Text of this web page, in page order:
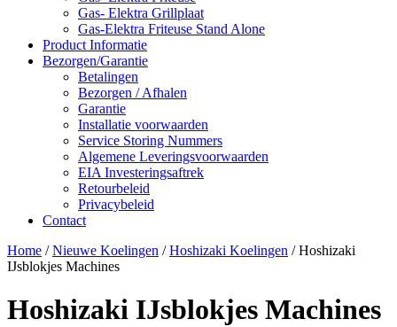
Gas- Elektra Grillplaat
Gas-Elektra Friteuse Stand Alone
Product Informatie
Bezorgen/Garantie
Betalingen
Bezorgen / Afhalen
Garantie
Installatie voorwaarden
Service Storing Nummers
Algemene Leveringsvoorwaarden
EIA Investeringsaftrek
Retourbeleid
Privacybeleid
Contact
Close
Menu
Close
Cart
Home /Nieuwe Koelingen /Hoshizaki Koelingen / Hoshizaki
IJsblokjes Machines
Hoshizaki IJsblokjes Machines